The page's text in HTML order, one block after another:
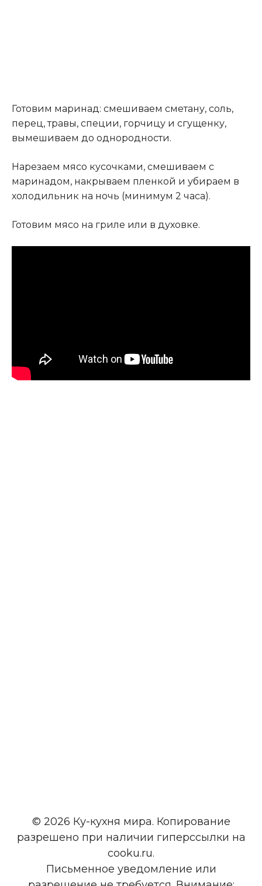
Готовим маринад: смешиваем сметану, соль,
перец, травы, специи, горчицу и сгущенку,
вымешиваем до однородности.
Нарезаем мясо кусочками, смешиваем с
маринадом, накрываем пленкой и убираем в
холодильник на ночь (минимум 2 часа).
Готовим мясо на гриле или в духовке.
© 2026 Ку-кухня мира. Копирование
разрешено при наличии гиперссылки на
cooku.ru.
Письменное уведомление или